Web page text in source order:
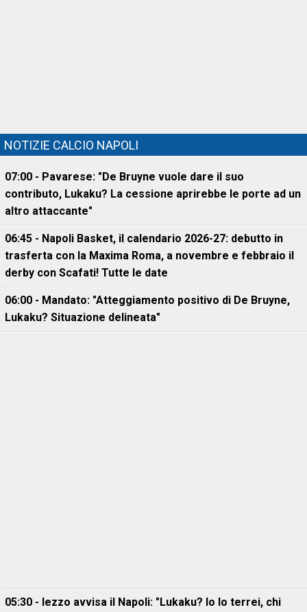
NOTIZIE CALCIO NAPOLI
07:00 - Pavarese: "De Bruyne vuole dare il suo
contributo, Lukaku? La cessione aprirebbe le porte ad un
altro attaccante"
06:45 - Napoli Basket, il calendario 2026-27: debutto in
trasferta con la Maxima Roma, a novembre e febbraio il
derby con Scafati! Tutte le date
06:00 - Mandato: "Atteggiamento positivo di De Bruyne,
Lukaku? Situazione delineata"
05:30 - Iezzo avvisa il Napoli: "Lukaku? Io lo terrei, chi